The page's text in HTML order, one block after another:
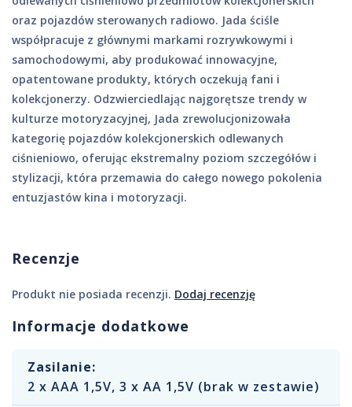
oraz pojazdów sterowanych radiowo. Jada ściśle
współpracuje z głównymi markami rozrywkowymi i
samochodowymi, aby produkować innowacyjne,
opatentowane produkty, których oczekują fani i
kolekcjonerzy. Odzwierciedlając najgorętsze trendy w
kulturze motoryzacyjnej, Jada zrewolucjonizowała
kategorię pojazdów kolekcjonerskich odlewanych
ciśnieniowo, oferując ekstremalny poziom szczegółów i
stylizacji, która przemawia do całego nowego pokolenia
entuzjastów kina i motoryzacji.
Recenzje
Produkt nie posiada recenzji. Dodaj recenzję
Informacje dodatkowe
Zasilanie:
2 x AAA 1,5V, 3 x AA 1,5V (brak w zestawie)